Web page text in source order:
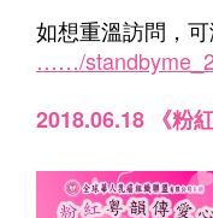
如想重溫訪問，可
……/
2018.06.18 《粉